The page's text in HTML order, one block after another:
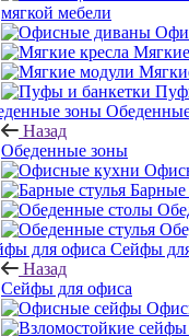
мягкой мебели
Назад
Обеденные зоны
Барные
Сейфы
Назад
Сейфы для офиса